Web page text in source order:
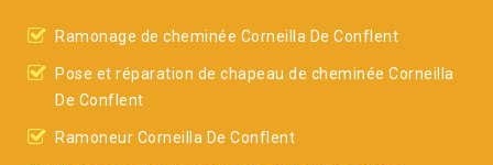
Ramonage de cheminée Corneilla De Conflent
Pose et réparation de chapeau de cheminée Corneilla
De Conflent
Ramoneur Corneilla De Conflent